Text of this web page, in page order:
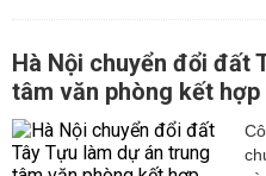
Hà Nội chuyển đổi đất
tâm văn phòng kết